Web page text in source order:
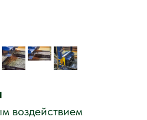
воздействием